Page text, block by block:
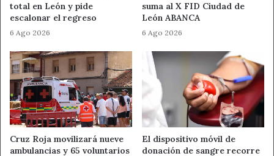
pueblos leoneses y a favorecer el mantenimiento de la
población en estos territorios, “dos de las grandes
prioridades para este equipo de Gobierno que agradece
cada uno de los esfuerzos que se sumen al trabajo que se
realiza desde la administración provincial”.
Se adjunta cuadro con las entidades beneficiarias,
proyectos y cuantías:
ENTIDAD
PROYECTO
total en León y pide
escalonar el regreso
6 Ago 2026
suma al X FID Ciudad de
León ABANCA
6 Ago 2026
Cruz Roja movilizará nueve
ambulancias y 65 voluntarios
El dispositivo móvil de
donación de sangre recorre